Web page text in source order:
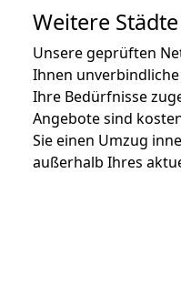
Weitere
Unsere geprüften
Ihnen
Ihre Bedürfnisse
Angebote sind
Sie einen Umzug
außerhalb Ihres